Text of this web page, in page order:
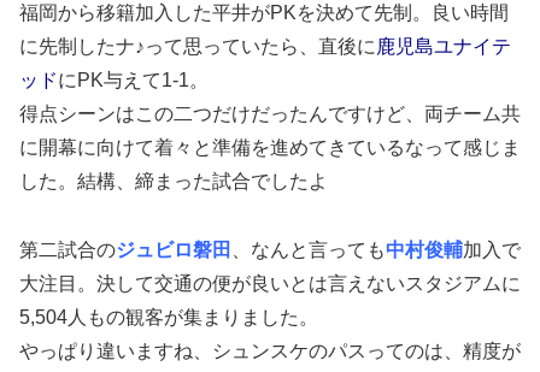
福岡から移籍加入した平井がPKを決めて先制。良い時間
に先制したナ♪って思っていたら、直後に 鹿児島ユナイテ
ッドにPK与えて1-1。
得点シーンはこの二つだけだったんですけど、両チーム共
に開幕に向けて着々と準備を進めてきているなって感じま
した。結構、締まった試合でしたよ
第二試合のジュビロ磐田 、なんと言っても中村俊輔加入で
大注目。決して交通の便が良いとは言えないスタジアムに
5,504人もの観客が集まりました。
やっぱり違いますね、シュンスケのパスってのは、精度が